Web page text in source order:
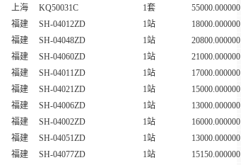
上海 KQ50031C 1套
55000.000000
福建 SH-04012ZD 1站
18000.000000
福建 SH-04048ZD 1站
20800.000000
福建 SH-04060ZD 1站
21000.000000
福建 SH-04011ZD 1站
17000.000000
福建 SH-04021ZD 1站
15000.000000
福建 SH-04006ZD 1站
13000.000000
福建 SH-04002ZD 1站
16000.000000
福建 SH-04051ZD 1站
13000.000000
福建 SH-04077ZD 1站
15150.000000